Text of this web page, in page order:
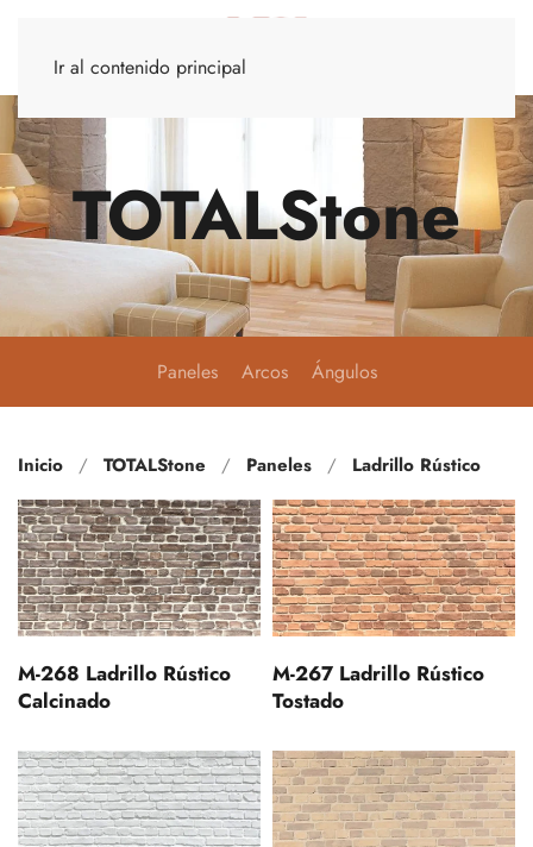
Ir al contenido principal
TOTALStone
Paneles Arcos Ángulos
Inicio TOTALStone Paneles Ladrillo Rústico
M-268 Ladrillo Rústico
Calcinado
M-267 Ladrillo Rústico
Tostado